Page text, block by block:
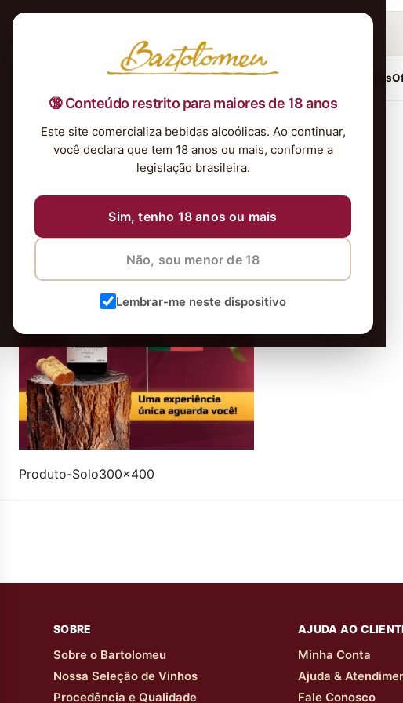
🔞 Conteúdo restrito para maiores de 18 anos
Este site comercializa bebidas alcoólicas. Ao continuar,
você declara que tem 18 anos ou mais, conforme a
legislação brasileira.
Sim, tenho 18 anos ou mais
Não, sou menor de 18
Lembrar-me neste dispositivo
Nossa Seleção TintosBrancosEspumantesRosés Kits & Presentes
Produto-Solo300x400
Produto-Solo300x400
SOBRE
Sobre o Bartolomeu
Nossa Seleção de Vinhos
Procedência e Qualidade
AJUDA AO
Minha Conta
Ajuda &
Fale Conosco